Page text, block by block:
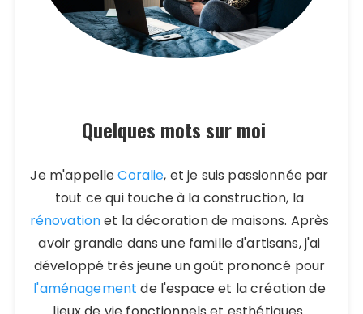
Quelques mots sur moi
Je m'appelleCoralie, et je suis passionnée par
tout ce qui touche à la construction, la
rénovationet la décoration de maisons. Après
avoir grandie dans une famille d'artisans, j'ai
développé très jeune un goût prononcé pour
l'aménagement de l'espace et la création de